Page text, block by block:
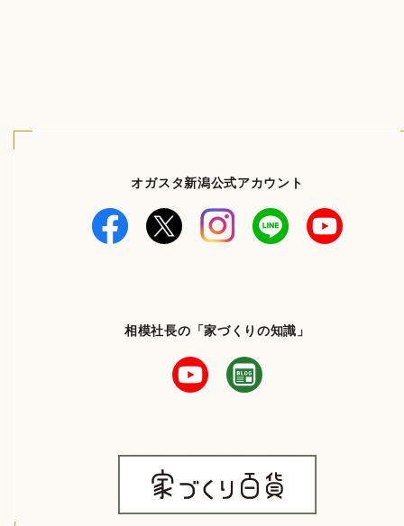
オガスタ新潟公式アカウント
相模社長の「家づくりの知識」